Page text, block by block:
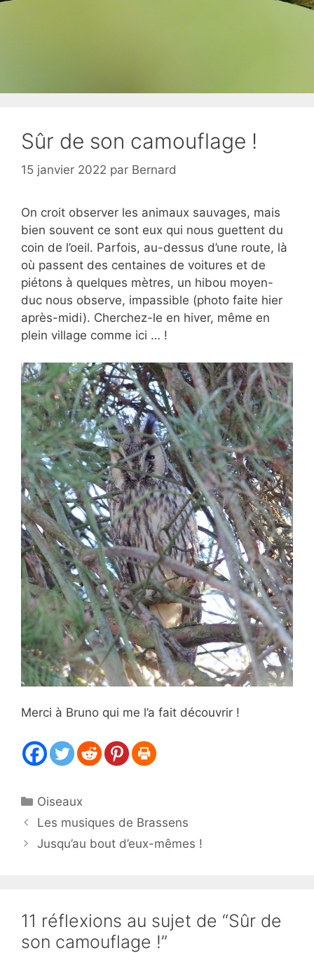
Sûr de son camouflage !
15 janvier 2022 par Bernard
On croit observer les animaux sauvages, mais
bien souvent ce sont eux qui nous guettent du
coin de l’oeil. Parfois, au-dessus d’une route, là
où passent des centaines de voitures et de
piétons à quelques mètres, un hibou moyen-
duc nous observe, impassible (photo faite hier
après-midi). Cherchez-le en hiver, même en
plein village comme ici … !
Merci à Bruno qui me l’a fait découvrir !
Catégories
Oiseaux
Les musiques de Brassens
Jusqu’au bout d’eux-mêmes !
11 réflexions au sujet de “Sûr de
son camouflage !”